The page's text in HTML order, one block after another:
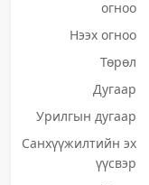
огноо
Нээх огноо
Төрөл
Дугаар
Урилгын дугаар
Санхүүжилтийн эх
үүсвэр